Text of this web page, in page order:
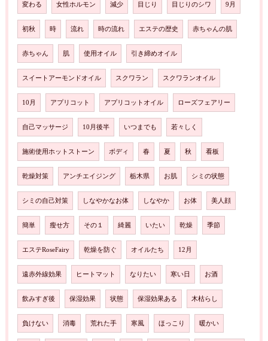
変わる 女性ホルモン 減少 目じり 目じりのシワ 9月
初秋 時 流れ 時の流れ エステの歴史 赤ちゃんの肌
赤ちゃん 肌 使用オイル 引き締めオイル
スイートアーモンドオイル スクワラン スクワランオイル
10月 アプリコット アプリコットオイル ローズフェアリー
自己マッサージ 10月後半 いつまでも 若々しく
施術使用ホットストーン ボディ 春 夏 秋 看板
乾燥対策 アンチエイジング 栃木県 お肌 シミの状態
シミの自己対策 しなやかなお体 しなやか お体 美人顔
簡単 瘦せ方 その１ 綺麗 いたい 乾燥 季節
エステRoseFairy 乾燥を防ぐ オイルたち 12月
遠赤外線効果 ヒートマット なりたい 寒い日 お酒
飲みすぎ後 保湿効果 状態 保湿効果ある 木枯らし
負けない 消毒 荒れた手 寒風 ほっこり 暖かい